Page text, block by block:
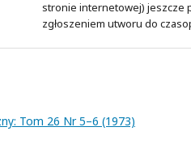
stronie internetowej) jeszcze
zgłoszeniem utworu do
Tom 26 Nr 5–6 (1973)